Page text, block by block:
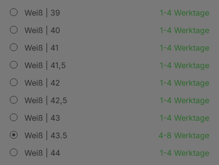
Weiß | 39
1-4 Werktage
Weiß | 40
1-4 Werktage
Weiß | 41
1-4 Werktage
Weiß | 41,5
1-4 Werktage
Weiß | 42
1-4 Werktage
Weiß | 42,5
1-4 Werktage
Weiß | 43
1-4 Werktage
Weiß | 43.5
4-8 Werktage
Weiß | 44
1-4 Werktage